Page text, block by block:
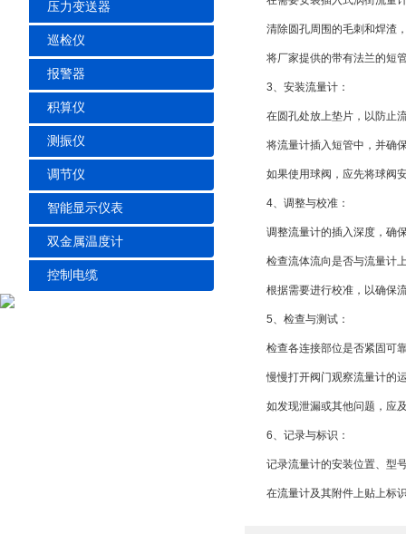
压力变送器
巡检仪
报警器
积算仪
测振仪
调节仪
智能显示仪表
双金属温度计
控制电缆
清除圆孔周围的毛刺和焊渣，
将厂家提供的带有法兰的短管
3、安装流量计：
在圆孔处放上垫片，以防止
将流量计插入短管中，并确保
如果使用球阀，应先将球阀安
4、调整与校准：
调整流量计的插入深度，确保
检查流体流向是否与流量计上
根据需要进行校准，以确保流
5、检查与测试：
检查各连接部位是否紧固可
慢慢打开阀门观察流量计的运
如发现泄漏或其他问题，应及
6、记录与标识：
记录流量计的安装位置、型号
在流量计及其附件上贴上标识